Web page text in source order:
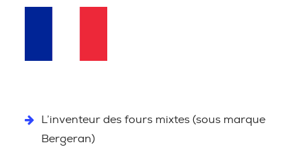
L’inventeur des fours mixtes (sous marque
Bergeran)